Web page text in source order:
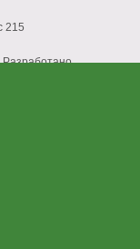
Разработано
215